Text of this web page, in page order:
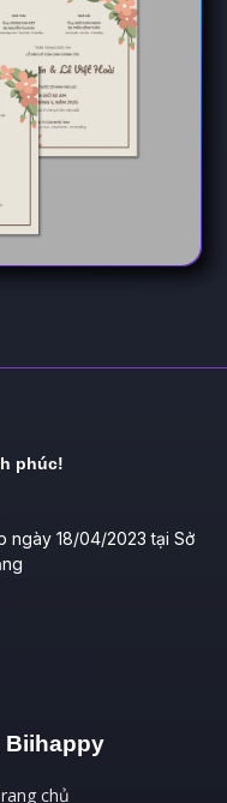
phúc!
ngày 18/04/2023 tại Sở
Biihappy
chủ